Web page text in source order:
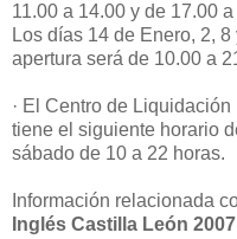
11.00 a 14.00 y de 17.00
Los días 14 de Enero, 2,
apertura será de 10.00 a
· El Centro de
tiene el siguiente horario
sábado de 10 a 22 horas.
Información relacionada
Inglés Castilla León